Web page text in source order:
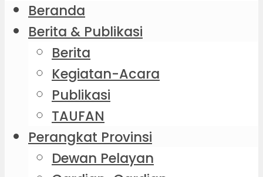
Beranda
Berita & Publikasi
Berita
Kegiatan-Acara
Publikasi
TAUFAN
Perangkat Provinsi
Dewan Pelayan